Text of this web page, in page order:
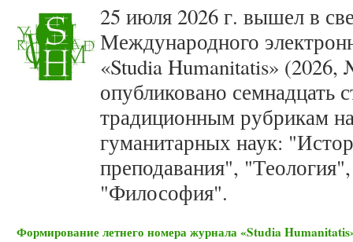
25 июля 2026 г. вышел в
Международного
«Studia Humanitatis»
опубликовано семнадцать
традиционным рубрикам
гуманитарных наук:
преподавания",
"Философия".
Формирование летнего номера журнала «Studia